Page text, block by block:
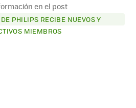
en el post
PHILIPS RECIBE NUEVOS Y
MIEMBROS